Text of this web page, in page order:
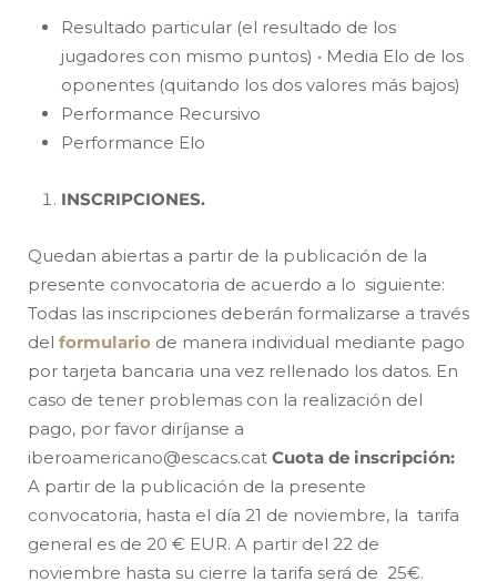
Resultado particular (el resultado de los
jugadores con mismo puntos) • Media Elo de los
oponentes (quitando los dos valores más bajos)
Performance Recursivo
Performance Elo
INSCRIPCIONES.
Quedan abiertas a partir de la publicación de la
presente convocatoria de acuerdo a lo siguiente:
Todas las inscripciones deberán formalizarse a través
del formulario de manera individual mediante pago
por tarjeta bancaria una vez rellenado los datos. En
caso de tener problemas con la realización del
pago, por favor diríjanse a
iberoamericano@escacs.cat Cuota de inscripción:
A partir de la publicación de la presente
convocatoria, hasta el día 21 de noviembre, la tarifa
general es de 20 € EUR. A partir del 22 de
noviembre hasta su cierre la tarifa será de 25€.